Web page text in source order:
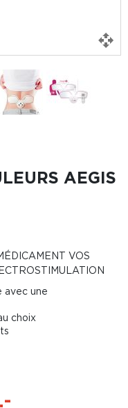
AEGIS
VOS
avec une
choix